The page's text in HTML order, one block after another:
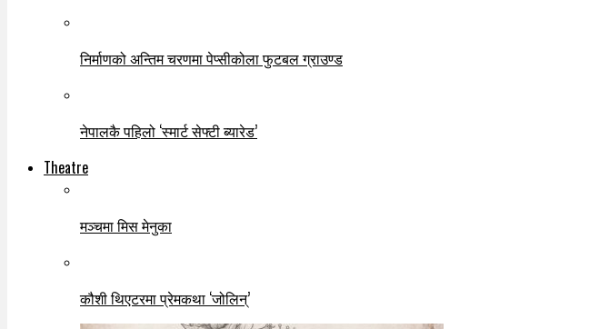
निर्माणको अन्तिम चरणमा पेप्सीकोला फुटबल ग्राउण्ड
नेपालकै पहिलो ‘स्मार्ट सेफ्टी ब्यारेड’
Theatre
मञ्चमा मिस मेनुका
कौशी थिएटरमा प्रेमकथा ‘जोलिन्’